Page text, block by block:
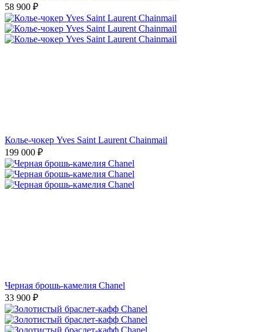
58 900 ₽
Колье-чокер Yves Saint Laurent Chainmail
199 000 ₽
Черная брошь-камелия Chanel
33 900 ₽